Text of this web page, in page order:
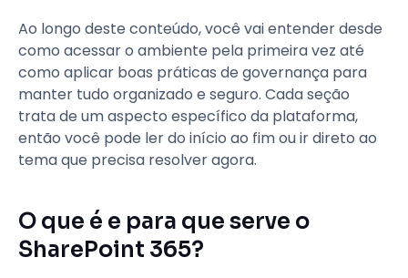
Ao longo deste conteúdo, você vai entender desde
como acessar o ambiente pela primeira vez até
como aplicar boas práticas de governança para
manter tudo organizado e seguro. Cada seção
trata de um aspecto específico da plataforma,
então você pode ler do início ao fim ou ir direto ao
tema que precisa resolver agora.
O que é e para que serve o
SharePoint 365?